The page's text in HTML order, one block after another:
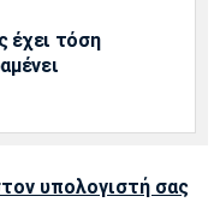
έχει τόση
υπολογιστή σας